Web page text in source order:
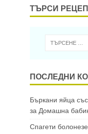
ТЪРСИ
ПОСЛЕДНИ
Бъркани яйца
за Домашна
Спагети